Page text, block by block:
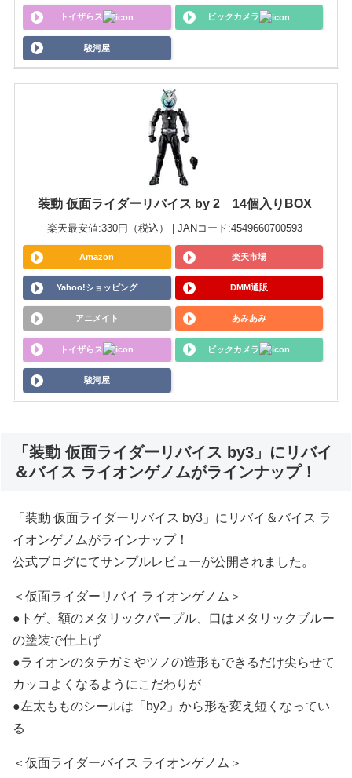
トイザらス ビックカメラ
駿河屋
装動 仮面ライダーリバイス by 2 14個入りBOX
楽天最安値:330円（税込） | JANコード:4549660700593
Amazon 楽天市場
Yahoo!ショッピング DMM通販
アニメイト あみあみ
トイザらス ビックカメラ
駿河屋
「装動 仮面ライダーリバイス by3」にリバイ
＆バイス ライオンゲノムがラインナップ！
「装動 仮面ライダーリバイス by3」にリバイ＆バイス ラ
イオンゲノムがラインナップ！
公式ブログにてサンプルレビューが公開されました。
＜仮面ライダーリバイ ライオンゲノム＞
●トゲ、額のメタリックパープル、口はメタリックブルー
の塗装で仕上げ
●ライオンのタテガミやツノの造形もできるだけ尖らせて
カッコよくなるようにこだわりが
●左太もものシールは「by2」から形を変え短くなってい
る
＜仮面ライダーバイス ライオンゲノム＞